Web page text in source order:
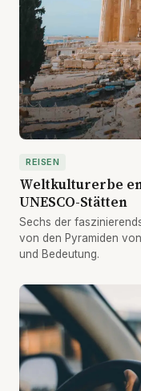
REISEN
Weltkulturerbe
UNESCO-Stätten
Sechs der
von den Pyramiden
und Bedeutung.